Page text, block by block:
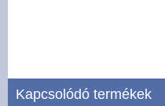
Galéria
Kapcsolódó termékek